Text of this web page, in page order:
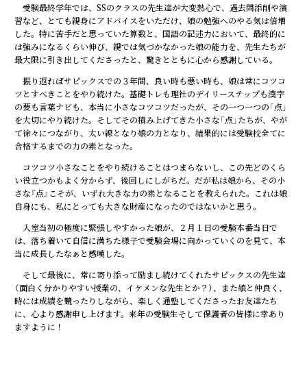
受験最終学年では、SSのクラスの先生達が大変熱心で、過去問添削や演
習など、とても親身にアドバイスをいただけ、娘の勉強へのやる気は倍増
した。特に苦手だと思っていた算数と、国語の記述力において、最終的に
は強みになるくらい伸び、親では気づかなかった娘の能力を、先生たちが
最大限に引き出してくださったと、驚きとともに心から感謝している。
振り返ればサピックスでの３年間、良い時も悪い時も、娘は常にコツコ
ツとすべきことをやり続けた。基礎トレも理社のデイリーステップも漢字
の要も言葉ナビも、本当に小さなコツコツだったが、その一つ一つの「点」
を大切にやり続けた。そしてその積み上げてきた小さな「点」たちが、やが
て徐々につながり、太い線となり娘の力となり、結果的には受験校全てに
合格するまでの力の素となった。
コツコツ小さなことをやり続けることはつまらないし、この先どのくら
い役立つかもよく分からず、後回しにしがちだ。だが私は娘から、その小
さな『点』こそが、いずれ大きな力の素となることを教えられた。これは娘
自身にも、私にとっても大きな財産になったのではないかと思う。
入室当初の極度に緊張しやすかった娘が、２月１日の受験本番当日で
は、落ち着いて自信に満ちた様子で受験会場に向かっていくのを見て、本
当に成長したなぁと感嘆した。
そして最後に、常に寄り添って励まし続けてくれたサピックスの先生達
（面白く分かりやすい授業の、イケメンな先生とか？）、また娘と仲良く、
時には成績を競ったりしながら、楽しく通塾してくださったお友達たち
に、心より感謝申し上げます。来年の受験生そして保護者の皆様に幸あり
ますように！